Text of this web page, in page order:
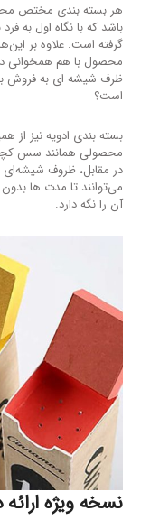
هر بسته بندی مختص
باشد که با نگاه اول به
گرفته است. علاوه بر
محصول با هم همخوانی
ظرف شیشه ای به فروش
است؟
بسته بندی ادویه نیز از
محصولی همانند سس
در مقابل، ظروف
می‌توانند تا مدت ها
آن را نگه دارد.
نسخه ویژه